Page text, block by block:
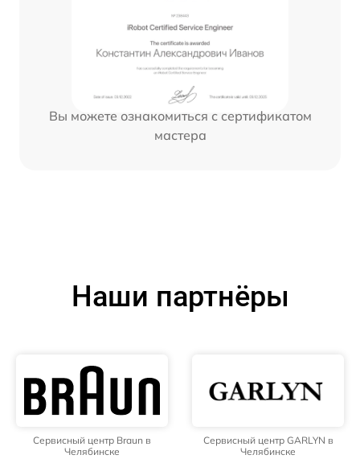
Вы можете ознакомиться с сертификатом
мастера
Наши партнёры
Сервисный центр Braun в
Челябинске
Сервисный центр GARLYN в
Челябинске